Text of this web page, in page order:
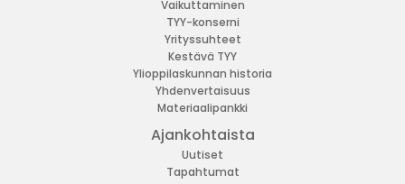
Vaikuttaminen
TYY-konserni
Yrityssuhteet
Kestävä TYY
Ylioppilaskunnan historia
Yhdenvertaisuus
Materiaalipankki
Ajankohtaista
Uutiset
Tapahtumat